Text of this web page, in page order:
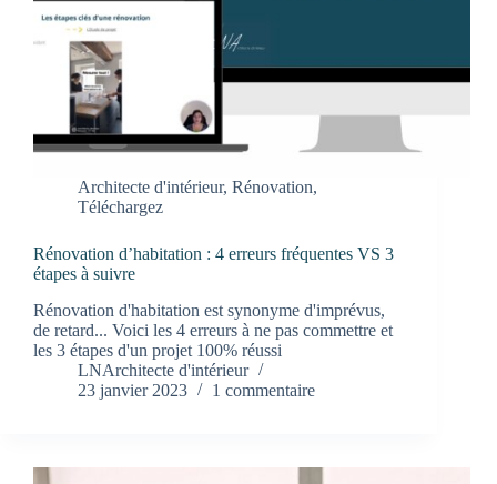
Architecte d'intérieur, Rénovation,
Téléchargez
Rénovation d’habitation : 4 erreurs fréquentes VS 3
étapes à suivre
Rénovation d'habitation est synonyme d'imprévus,
de retard... Voici les 4 erreurs à ne pas commettre et
les 3 étapes d'un projet 100% réussi
LNArchitecte d'intérieur
23 janvier 2023
1 commentaire